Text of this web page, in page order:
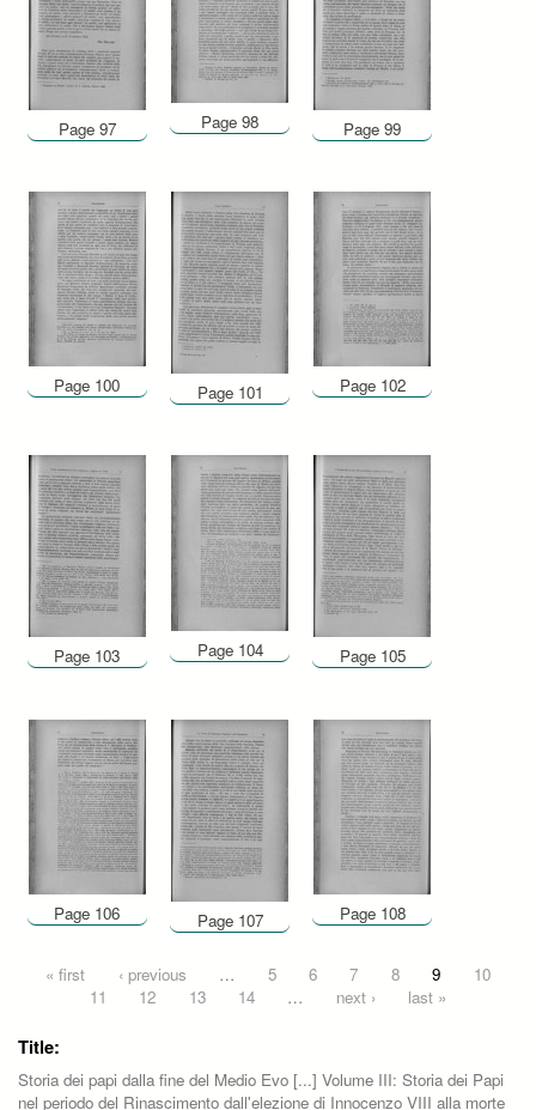
Page 97 Page 98 Page 99
Page 100 Page 101 Page 102
Page 103 Page 104 Page 105
Page 106 Page 107 Page 108
Pages
« first ‹ previous … 5 6 7 8 9
10
11
12 13 14 … next › last »
Title:
Storia dei papi dalla fine del Medio Evo [...] Volume III: Storia dei Papi
nel periodo del Rinascimento dall'elezione di Innocenzo VIII alla morte